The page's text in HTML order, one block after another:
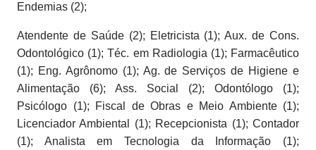
Endemias (2);
Atendente de Saúde (2); Eletricista (1); Aux. de Cons.
Odontológico (1); Téc. em Radiologia (1); Farmacêutico
(1); Eng. Agrônomo (1); Ag. de Serviços de Higiene e
Alimentação (6); Ass. Social (2); Odontólogo (1);
Psicólogo (1); Fiscal de Obras e Meio Ambiente (1);
Licenciador Ambiental (1); Recepcionista (1); Contador
(1); Analista em Tecnologia da Informação (1);